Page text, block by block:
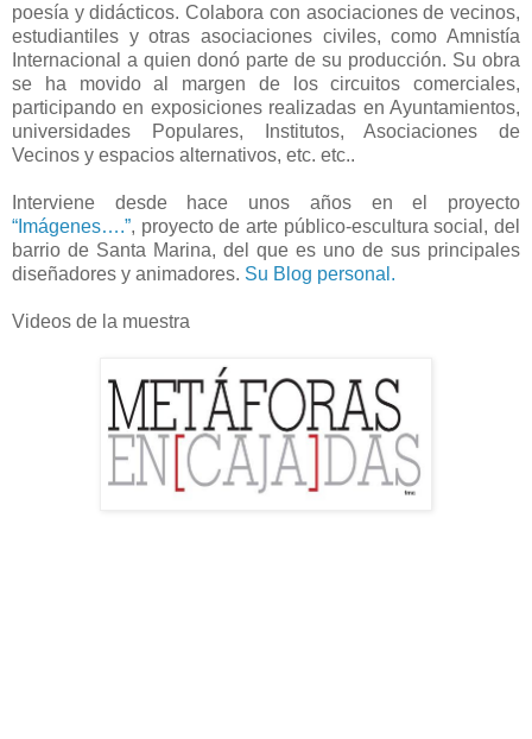
poesía y didácticos. Colabora con asociaciones de vecinos,
estudiantiles y otras asociaciones civiles, como Amnistía
Internacional a quien donó parte de su producción. Su obra
se ha movido al margen de los circuitos comerciales,
participando en exposiciones realizadas en Ayuntamientos,
universidades Populares, Institutos, Asociaciones de
Vecinos y espacios alternativos, etc. etc..
Interviene desde hace unos años en el proyecto
“Imágenes….”, proyecto de arte público-escultura social, del
barrio de Santa Marina, del que es uno de sus principales
diseñadores y animadores. Su Blog personal.
Videos de la muestra